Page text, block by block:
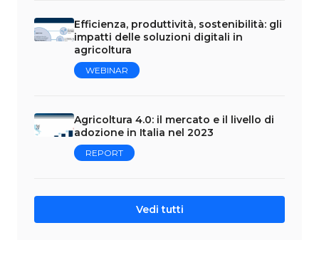
Efficienza, produttività, sostenibilità: gli
impatti delle soluzioni digitali in
agricoltura
WEBINAR
Agricoltura 4.0: il mercato e il livello di
adozione in Italia nel 2023
REPORT
Vedi tutti